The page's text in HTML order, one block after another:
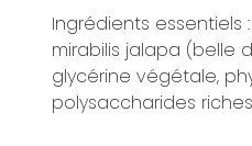
Ingrédients essentiels
mirabilis jalapa (belle
glycérine végétale,
polysaccharides